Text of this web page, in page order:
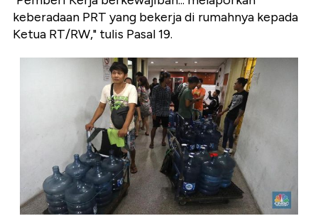
keberadaan PRT yang bekerja di rumahnya kepada
Ketua RT/RW," tulis Pasal 19.